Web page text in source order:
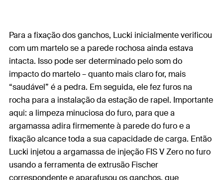
Para a fixação dos ganchos, Lucki inicialmente verificou
com um martelo se a parede rochosa ainda estava
intacta. Isso pode ser determinado pelo som do
impacto do martelo – quanto mais claro for, mais
“saudável” é a pedra. Em seguida, ele fez furos na
rocha para a instalação da estação de rapel. Importante
aqui: a limpeza minuciosa do furo, para que a
argamassa adira firmemente à parede do furo e a
fixação alcance toda a sua capacidade de carga. Então
Lucki injetou a argamassa de injeção FIS V Zero no furo
usando a ferramenta de extrusão Fischer
correspondente e aparafusou os ganchos, que